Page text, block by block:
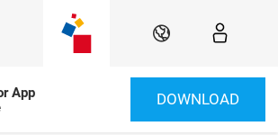
DE
App DOWNLOAD